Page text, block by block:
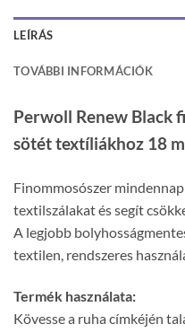
LEÍRÁS
TOVÁBBI INFORMÁCIÓK
Perwoll Renew Black
sötét textíliákhoz 18
Finommosószer
textilszálakat és segít
A legjobb
textilen, rendszeres
Termék használata:
Kövesse a ruha címkéjén